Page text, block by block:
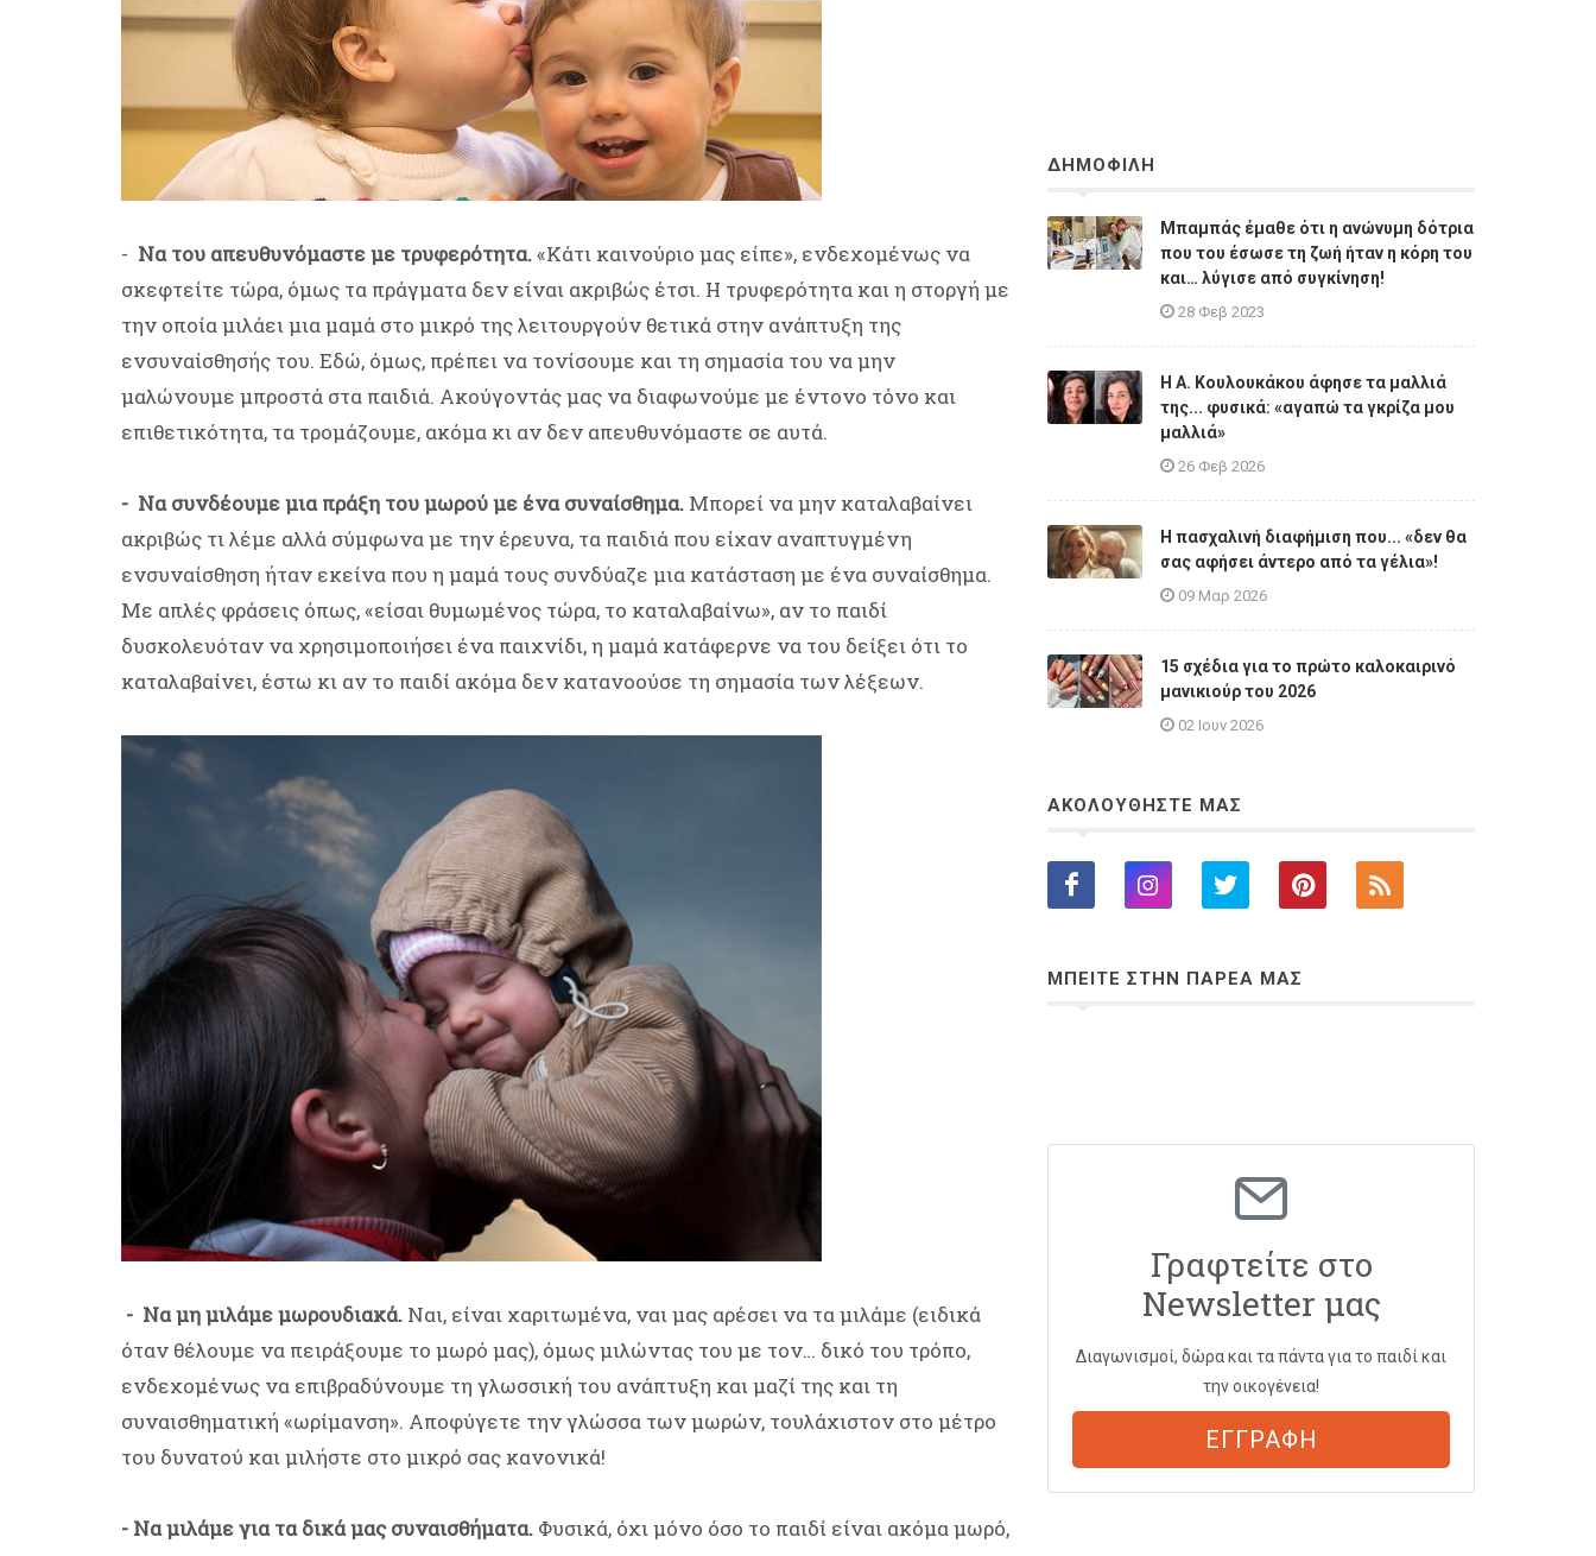
- Να του απευθυνόμαστε με τρυφερότητα.«Κάτι καινούριο μας είπε», ενδεχομένως να
σκεφτείτε τώρα, όμως τα πράγματα δεν είναι ακριβώς έτσι. Η τρυφερότητα και η στοργή με
την οποία μιλάει μια μαμά στο μικρό της λειτουργούν θετικά στην ανάπτυξη της
ενσυναίσθησής του. Εδώ, όμως, πρέπει να τονίσουμε και τη σημασία του να μην
μαλώνουμε μπροστά στα παιδιά. Ακούγοντάς μας να διαφωνούμε με έντονο τόνο και
επιθετικότητα, τα τρομάζουμε, ακόμα κι αν δεν απευθυνόμαστε σε αυτά.
- Να συνδέουμε μια πράξη του μωρού με ένα συναίσθημα. Μπορεί να μην καταλαβαίνει
ακριβώς τι λέμε αλλά σύμφωνα με την έρευνα, τα παιδιά που είχαν αναπτυγμένη
ενσυναίσθηση ήταν εκείνα που η μαμά τους συνδύαζε μια κατάσταση με ένα συναίσθημα.
Με απλές φράσεις όπως, «είσαι θυμωμένος τώρα, το καταλαβαίνω», αν το παιδί
δυσκολευόταν να χρησιμοποιήσει ένα παιχνίδι, η μαμά κατάφερνε να του δείξει ότι το
καταλαβαίνει, έστω κι αν το παιδί ακόμα δεν κατανοούσε τη σημασία των λέξεων.
- Να μη μιλάμε μωρουδιακά. Ναι, είναι χαριτωμένα, ναι μας αρέσει να τα μιλάμε (ειδικά
όταν θέλουμε να πειράξουμε το μωρό μας), όμως μιλώντας του με τον… δικό του τρόπο,
ενδεχομένως να επιβραδύνουμε τη γλωσσική του ανάπτυξη και μαζί της και τη
συναισθηματική «ωρίμανση». Αποφύγετε την γλώσσα των μωρών, τουλάχιστον στο μέτρο
του δυνατού και μιλήστε στο μικρό σας κανονικά!
- Να μιλάμε για τα δικά μας συναισθήματα. Φυσικά, όχι μόνο όσο το παιδί είναι ακόμα μωρό,
ΔΗΜΟΦΙΛΗ
Μπαμπάς έμαθε ότι η ανώνυμη δότρια
που του έσωσε τη ζωή ήταν η κόρη του
και… λύγισε από συγκίνηση!
28 Φεβ 2023
Η A. Κουλουκάκου άφησε τα μαλλιά
της... φυσικά: «αγαπώ τα γκρίζα μου
μαλλιά»
26 Φεβ 2026
Η πασχαλινή διαφήμιση που... «δεν θα
σας αφήσει άντερο από τα γέλια»!
09 Μαρ 2026
15 σχέδια για το πρώτο καλοκαιρινό
μανικιούρ του 2026
02 Ιουν 2026
ΑΚΟΛΟΥΘΗΣΤΕ ΜΑΣ
ΜΠΕΙΤΕ ΣΤΗΝ ΠΑΡΕΑ ΜΑΣ
Γραφτείτε στο
Newsletter μας
Διαγωνισμοί, δώρα και τα πάντα για το παιδί και
την οικογένεια!
ΕΓΓΡΑΦΗ